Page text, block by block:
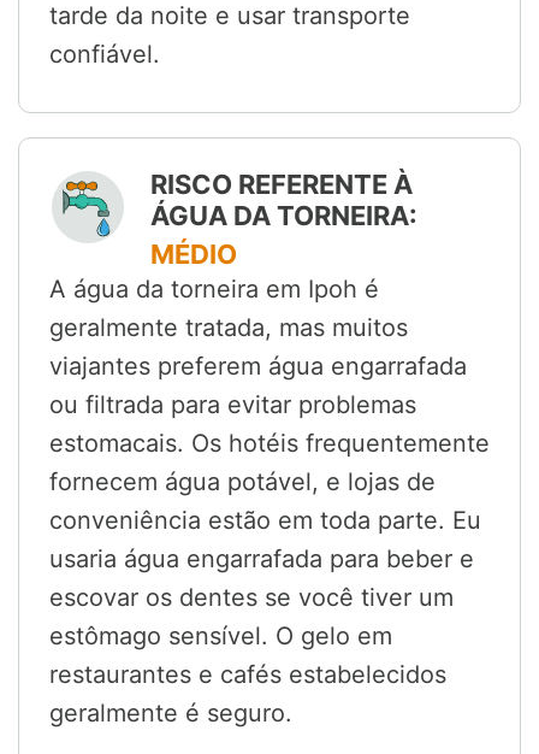
tarde da noite e usar transporte
confiável.
RISCO REFERENTE À
ÁGUA DA TORNEIRA:
MÉDIO
A água da torneira em Ipoh é
geralmente tratada, mas muitos
viajantes preferem água engarrafada
ou filtrada para evitar problemas
estomacais. Os hotéis frequentemente
fornecem água potável, e lojas de
conveniência estão em toda parte. Eu
usaria água engarrafada para beber e
escovar os dentes se você tiver um
estômago sensível. O gelo em
restaurantes e cafés estabelecidos
geralmente é seguro.